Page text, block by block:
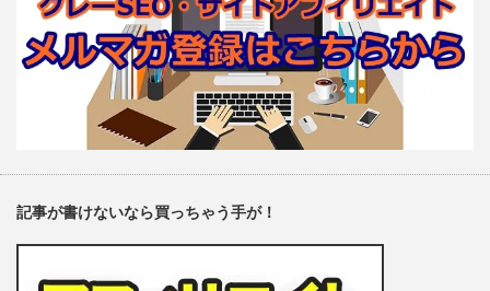
記事が書けないなら買っちゃう手が！